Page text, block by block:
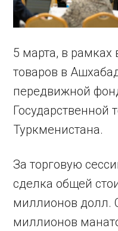
5 марта, в рамках
товаров в
передвижной
Государственной
Туркменистана.
За торговую
сделка общей
миллионов долл.
миллионов